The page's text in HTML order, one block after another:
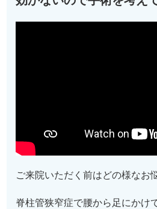
ご来院いただく前はどの様なお
脊柱管狭窄症で腰から足にかけ